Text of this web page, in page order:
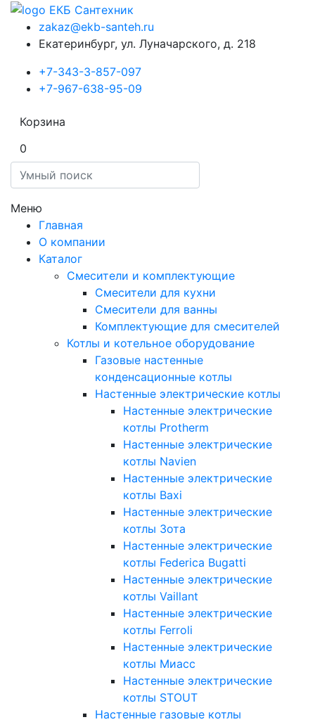
zakaz@ekb-santeh.ru
Екатеринбург, ул. Луначарского, д. 218
+7-343-3-857-097
+7-967-638-95-09
Корзина
0
Меню
Главная
О компании
Каталог
Смесители и комплектующие
Смесители для кухни
Смесители для ванны
Комплектующие для смесителей
Котлы и котельное оборудование
Газовые настенные
конденсационные котлы
Настенные электрические котлы
Настенные электрические
котлы Protherm
Настенные электрические
котлы Navien
Настенные электрические
котлы Baxi
Настенные электрические
котлы Зота
Настенные электрические
котлы Federica Bugatti
Настенные электрические
котлы Vaillant
Настенные электрические
котлы Ferroli
Настенные электрические
котлы Миасс
Настенные электрические
котлы STOUT
Настенные газовые котлы